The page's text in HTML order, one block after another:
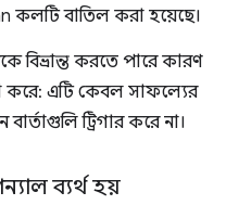
কলটি বাতিল করা হয়েছে।
বিভ্রান্ত করতে পারে কারণ
করে: এটি কেবল সাফল্যের
বার্তাগুলি ট্রিগার করে না।
ব্যর্থ হয়